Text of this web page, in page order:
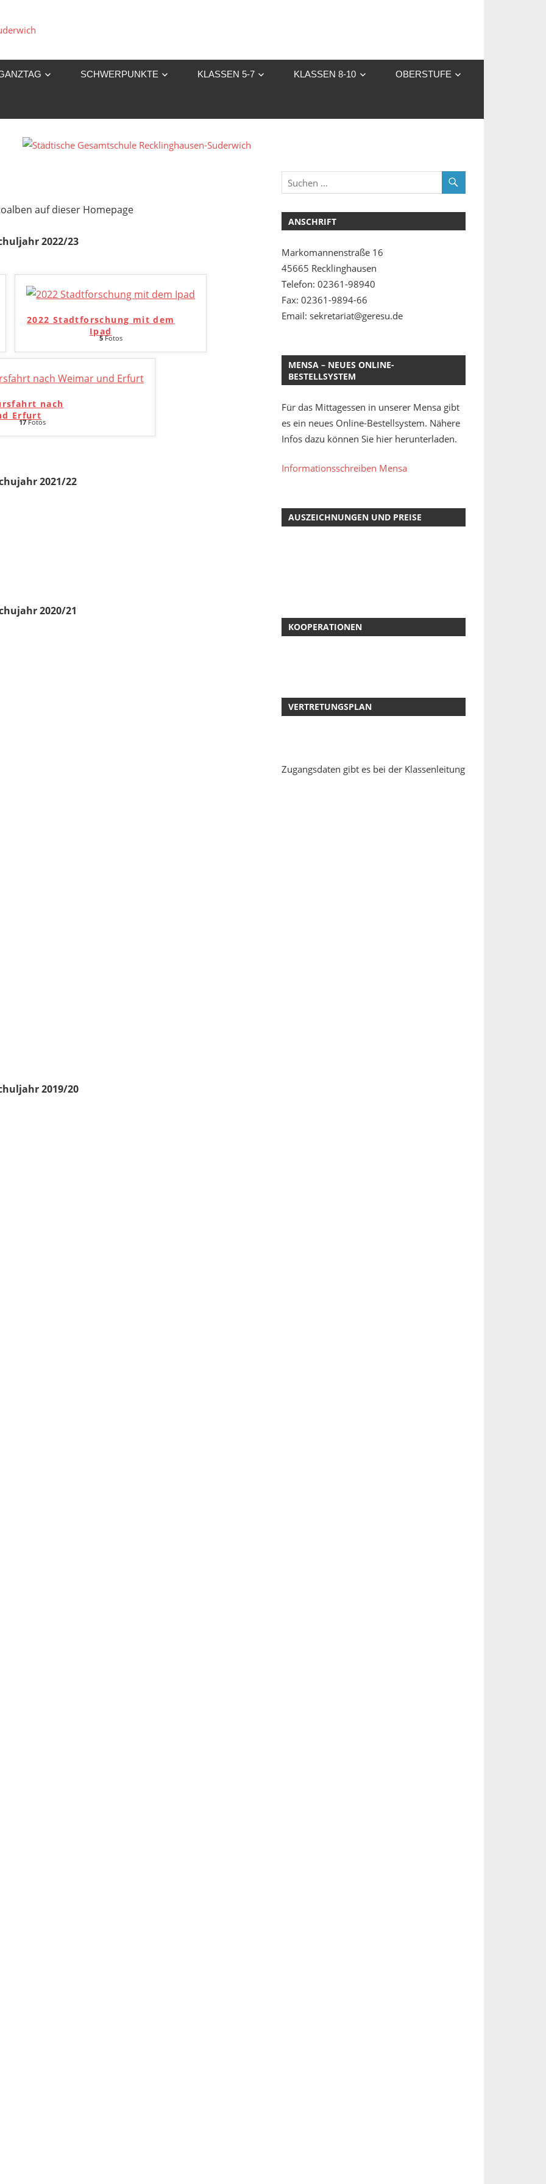
Gesamtschule
Suderwich
SCHWERPUNKTE KLASSEN 5-7 KLASSEN 8-10 OBERSTUFE
auf dieser Homepage
2022/23
2022 Stadtforschung mit dem
Ipad
5Fotos
nach
Erfurt
17Fotos
2021/22
2020/21
2019/20
ANSCHRIFT
Markomannenstraße 16
45665 Recklinghausen
Telefon: 02361-98940
Fax: 02361-9894-66
Email: sekretariat@geresu.de
MENSA – NEUES ONLINE-
BESTELLSYSTEM
Für das Mittagessen in unserer Mensa gibt
es ein neues Online-Bestellsystem. Nähere
Infos dazu können Sie hier herunterladen.
Informationsschreiben Mensa
AUSZEICHNUNGEN UND PREISE
KOOPERATIONEN
VERTRETUNGSPLAN
Zugangsdaten gibt es bei der Klassenleitung